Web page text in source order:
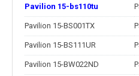
Pavilion 15-bs110tu
Pavilion 15-BS001TX
Pavilion 15-BS111UR
Pavilion 15-BW022ND